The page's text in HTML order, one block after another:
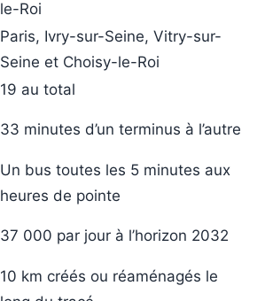
le-Roi
Paris, Ivry-sur-Seine, Vitry-sur-
Seine et Choisy-le-Roi
19 au total
33 minutes d’un terminus à l’autre
Un bus toutes les 5 minutes aux
heures de pointe
37 000 par jour à l’horizon 2032
10 km créés ou réaménagés le